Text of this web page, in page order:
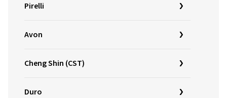
Pirelli
Avon
Cheng Shin (CST)
Duro